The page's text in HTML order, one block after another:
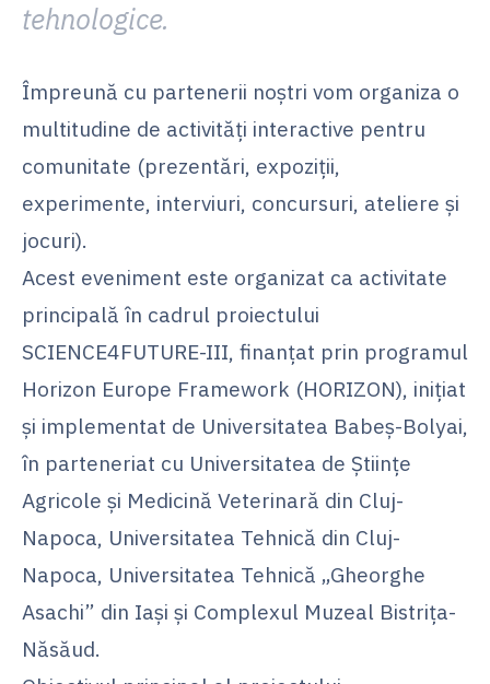
tehnologice.
Împreună cu partenerii noștri vom organiza o
multitudine de activități interactive pentru
comunitate (prezentări, expoziții,
experimente, interviuri, concursuri, ateliere și
jocuri).
Acest eveniment este organizat ca activitate
principală în cadrul proiectului
SCIENCE4FUTURE-III, finanțat prin programul
Horizon Europe Framework (HORIZON), inițiat
și implementat de Universitatea Babeș-Bolyai,
în parteneriat cu Universitatea de Științe
Agricole și Medicină Veterinară din Cluj-
Napoca, Universitatea Tehnică din Cluj-
Napoca, Universitatea Tehnică „Gheorghe
Asachi” din Iași și Complexul Muzeal Bistrița-
Năsăud.